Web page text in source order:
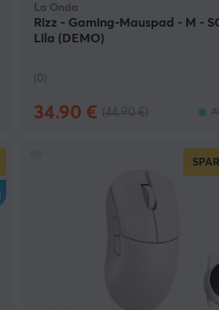
La Onda
Rizz - Gaming-Mauspad - M -
Lila (DEMO)
(0)
34.90 €